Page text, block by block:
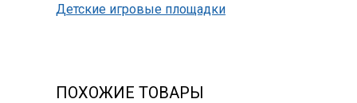
Детские игровые площадки
ПОХОЖИЕ ТОВАРЫ